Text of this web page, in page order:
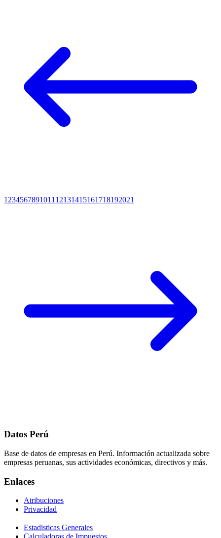
1 234567891011 12131415161718192021
Datos Perú
Base de datos de empresas en Perú. Información actualizada sobre
empresas peruanas, sus actividades económicas, directivos y más.
Enlaces
Atribuciones
Privacidad
Estadisticas Generales
Calculadoras de Impuestos